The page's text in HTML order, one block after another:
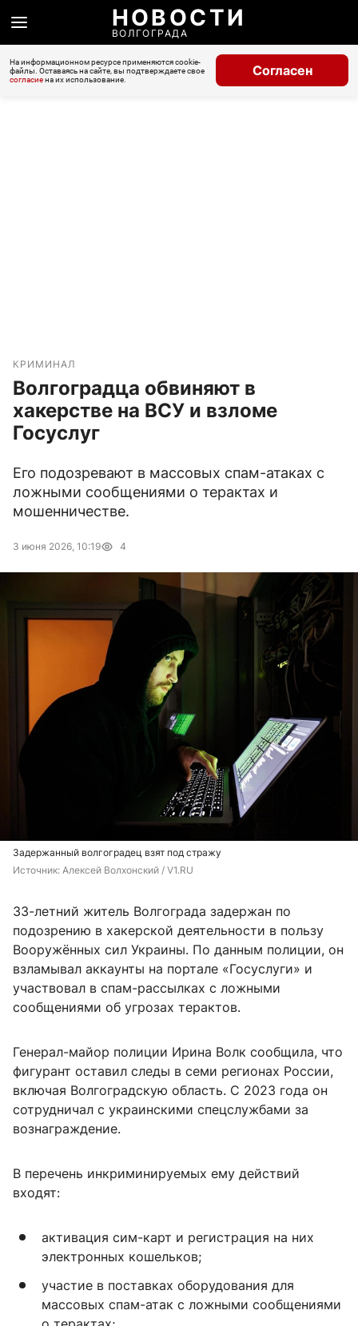
НОВОСТИ
ВОЛГОГРАДА
На информационном ресурсе применяются cookie-
файлы. Оставаясь на сайте, вы подтверждаете свое
согласиена их использование.
Согласен
КРИМИНАЛ
Волгоградца обвиняют в
хакерстве на ВСУ и взломе
Госуслуг
Его подозревают в массовых спам-атаках с
ложными сообщениями о терактах и
мошенничестве.
3 июня 2026, 10:19 4
Задержанный волгоградец взят под стражу
Источник: Алексей Волхонский / V1.RU
33-летний житель Волгограда задержан по
подозрению в хакерской деятельности в пользу
Вооружённых сил Украины. По данным полиции, он
взламывал аккаунты на портале «Госуслуги» и
участвовал в спам-рассылках с ложными
сообщениями об угрозах терактов.
Генерал-майор полиции Ирина Волк сообщила, что
фигурант оставил следы в семи регионах России,
включая Волгоградскую область. С 2023 года он
сотрудничал с украинскими спецслужбами за
вознаграждение.
В перечень инкриминируемых ему действий
входят:
активация сим-карт и регистрация на них
электронных кошельков;
участие в поставках оборудования для
массовых спам-атак с ложными сообщениями